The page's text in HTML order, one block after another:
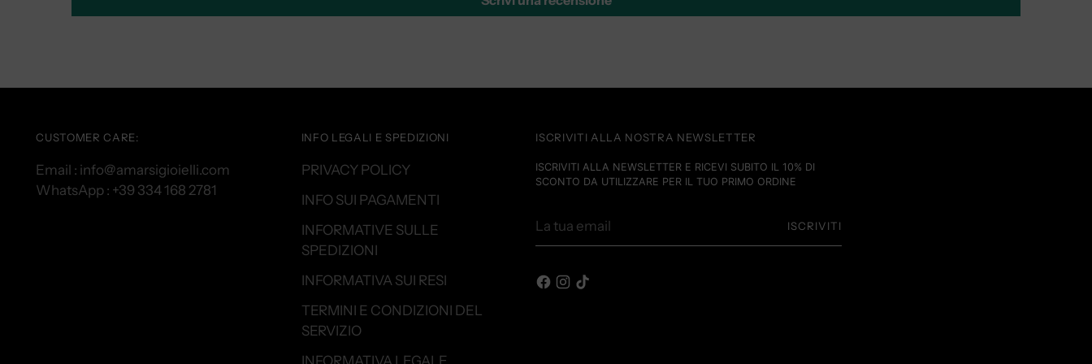
CUSTOMER CARE:
Email : info@amarsigioielli.com
WhatsApp : +39 334 168 2781
INFO LEGALI E SPEDIZIONI
PRIVACY POLICY
INFO SUI PAGAMENTI
INFORMATIVE SULLE
SPEDIZIONI
INFORMATIVA SUI RESI
TERMINI E CONDIZIONI DEL
SERVIZIO
ISCRIVITI ALLA NOSTRA NEWSLETTER
ISCRIVITI ALLA NEWSLETTER E RICEVI SUBITO IL 10% DI
SCONTO DA UTILIZZARE PER IL TUO PRIMO ORDINE
tua
ISCRIVITI